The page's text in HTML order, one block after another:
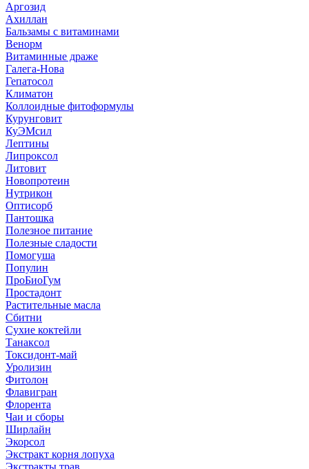
Аргозид
Ахиллан
Бальзамы с витаминами
Венорм
Витаминные драже
Галега-Нова
Гепатосол
Климатон
Коллоидные фитоформулы
Курунговит
КуЭМсил
Лептины
Липроксол
Литовит
Новопротеин
Нутрикон
Оптисорб
Пантошка
Полезное питание
Полезные сладости
Помогуша
Популин
ПроБиоГум
Простадонт
Растительные масла
Сбитни
Сухие коктейли
Танаксол
Токсидонт-май
Уролизин
Фитолон
Флавигран
Флорента
Чаи и сборы
Ширлайн
Экорсол
Экстракт корня лопуха
Экстракты трав